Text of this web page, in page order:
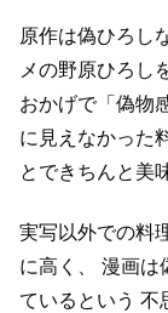
原作は偽ひろし
メの野原ひろし
おかげで「偽物
に見えなかった
とできちんと美
実写以外での料
に高く、
漫画は
ているという 不